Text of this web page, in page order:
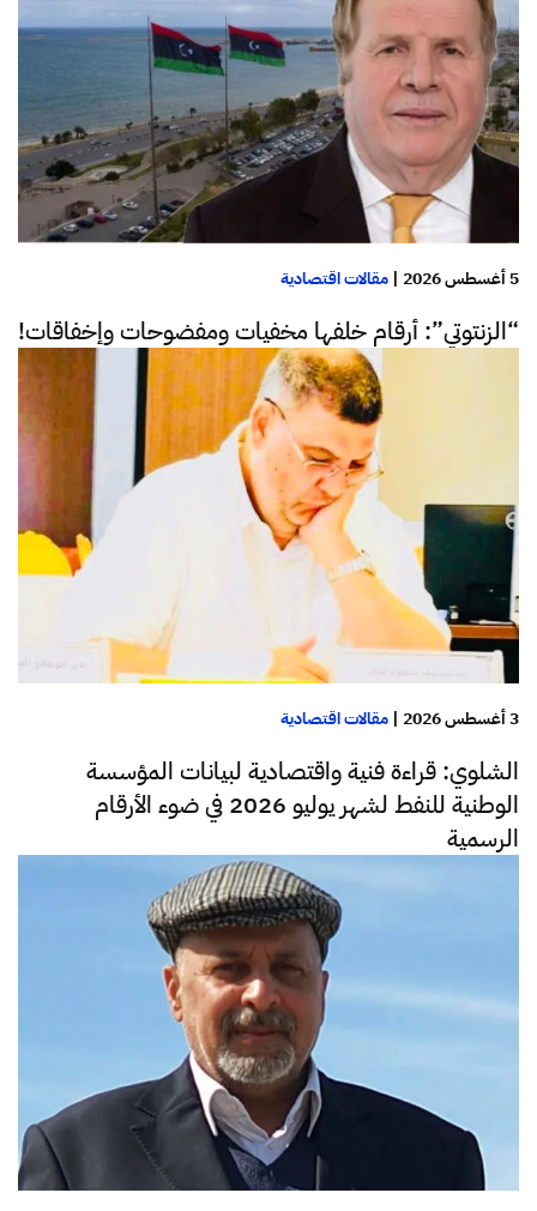
5 أغسطس 2026 | مقالات اقتصادية
“الزنتوتي”: أرقام خلفها مخفيات ومفضوحات وإخفاقات!
3 أغسطس 2026 | مقالات اقتصادية
الشلوي: قراءة فنية واقتصادية لبيانات المؤسسة
الوطنية للنفط لشهر يوليو 2026 في ضوء الأرقام
الرسمية